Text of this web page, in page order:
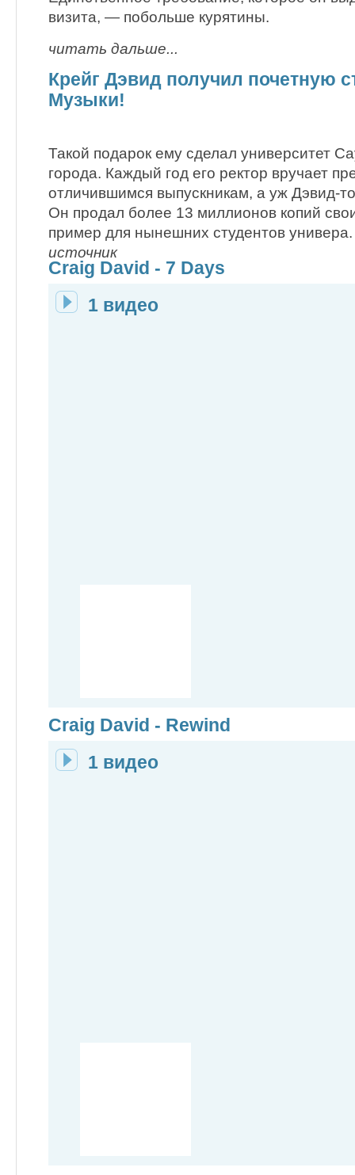
визита, — побольше курятины.
читать дальше...
Крейг Дэвид получил почетную
Музыки!
Такой подарок ему сделал университет
города. Каждый год его ректор вручает
отличившимся выпускникам, а уж Дэвид-
Он продал более 13 миллионов копий
пример для нынешних студентов универа.
источник
Craig David - 7 Days
1 видео
Craig David - Rewind
1 видео